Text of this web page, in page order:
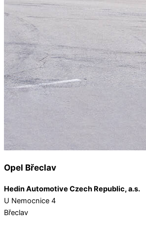
Opel Břeclav
Hedin Automotive Czech Republic, a.s.
U Nemocnice 4
Břeclav